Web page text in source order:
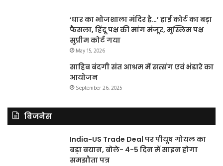
‘धार का भोजशाला मंदिर है…’ हाई कोर्ट का बड़ा
फैसला, हिंदू पक्ष की मांग मंजूर, मुस्लिम पक्ष
सुप्रीम कोर्ट गया
May 15, 2026
साहिब बंदगी संत आश्रम में सत्संग एवं भंडारे का
आयोजन
September 26, 2025
बिजनेस
India-US Trade Deal पर पीयूष गोयल का
बड़ा बयान, बोले- 4-5 दिन में साइन होगा
समझौता पत्र